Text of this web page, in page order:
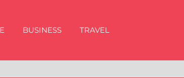
BUSINESS TRAVEL